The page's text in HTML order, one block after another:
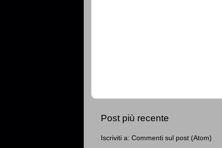
Post più recente
Iscriviti a: Commenti sul post (Atom)